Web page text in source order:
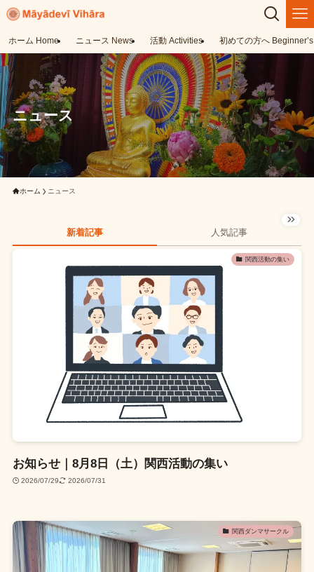
ホーム Home ニュース News 活動 Activities 初めての方へ
ニュース
ホーム ニュース
新着記事 人気記事
関西活動の集い
お知らせ｜8月8日（土）関西活動の集い
2026/07/29 2026/07/31
関西ダンマサークル